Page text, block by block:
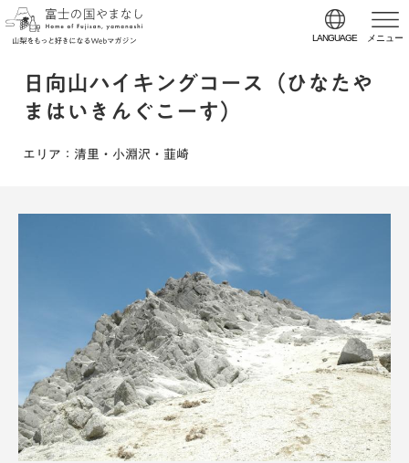
LANGUAGE メニュー
日向山ハイキングコース（ひなたや
まはいきんぐこーす）
エリア ：清里・小淵沢・韮崎